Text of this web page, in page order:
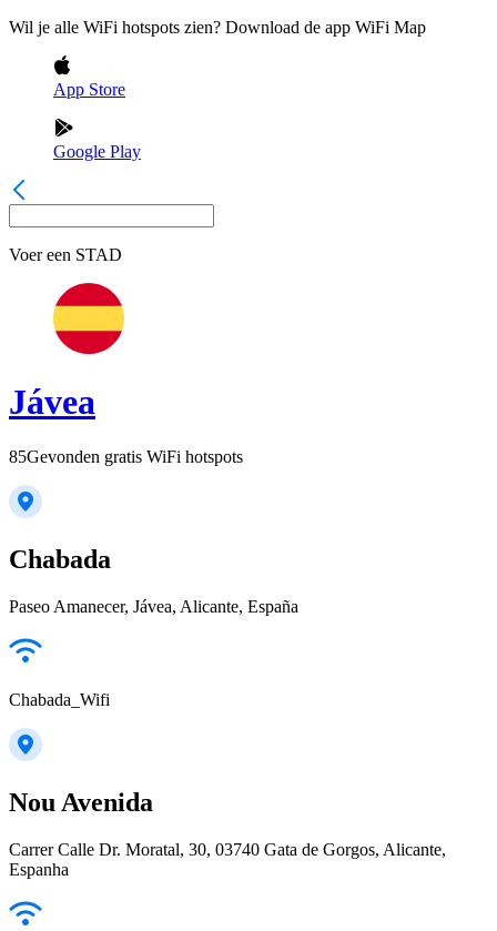
Wil je alle WiFi hotspots zien? Download de app WiFi Map
App Store
Google Play
Voer een STAD
Jávea
85Gevonden gratis WiFi hotspots
Chabada
Paseo Amanecer, Jávea, Alicante, España
Chabada_Wifi
Nou Avenida
Carrer Calle Dr. Moratal, 30, 03740 Gata de Gorgos, Alicante,
Espanha